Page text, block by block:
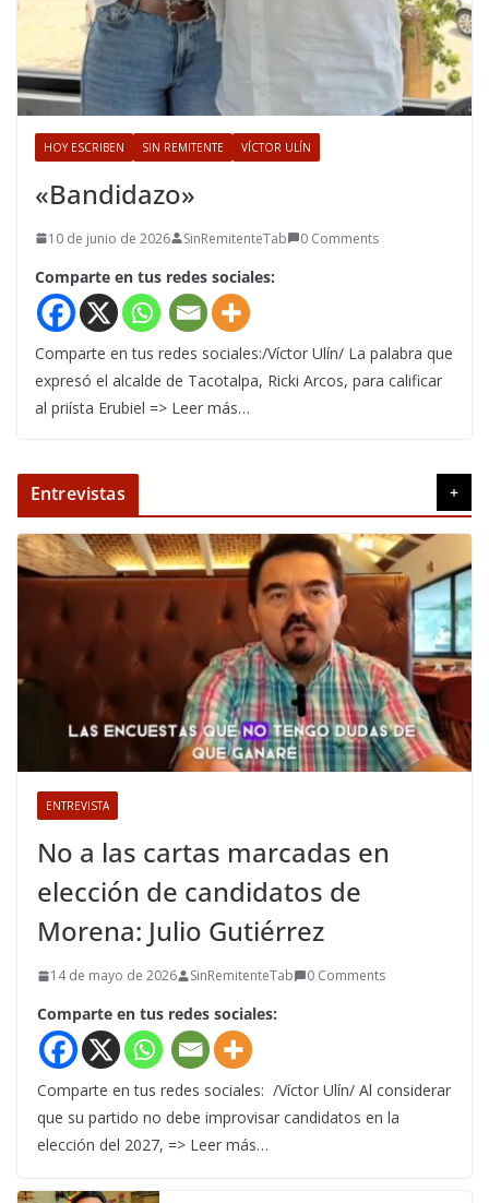
HOY ESCRIBEN SIN REMITENTE VÍCTOR ULÍN
«Bandidazo»
10 de junio de 2026 SinRemitenteTab 0 Comments
Comparte en tus redes sociales:
Comparte en tus redes sociales:/Víctor Ulín/ La palabra que
expresó el alcalde de Tacotalpa, Ricki Arcos, para calificar
al priísta Erubiel => Leer más…
Entrevistas +
ENTREVISTA
No a las cartas marcadas en
elección de candidatos de
Morena: Julio Gutiérrez
14 de mayo de 2026 SinRemitenteTab 0 Comments
Comparte en tus redes sociales:
Comparte en tus redes sociales: /Víctor Ulín/ Al considerar
que su partido no debe improvisar candidatos en la
elección del 2027, => Leer más…